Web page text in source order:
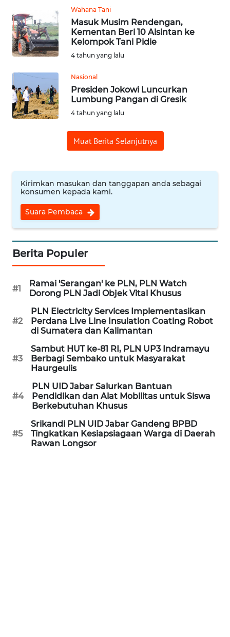
Wahana Tani
Masuk Musim Rendengan,
Kementan Beri 10 Alsintan ke
Kelompok Tani Pidie
4 tahun yang lalu
Nasional
Presiden Jokowi Luncurkan
Lumbung Pangan di Gresik
4 tahun yang lalu
Muat Berita Selanjutnya
Kirimkan masukan dan tanggapan anda sebagai
konsumen kepada kami.
Suara Pembaca
Berita Populer
#1
Ramai 'Serangan' ke PLN, PLN Watch
Dorong PLN Jadi Objek Vital Khusus
#2
PLN Electricity Services Implementasikan
Perdana Live Line Insulation Coating Robot
di Sumatera dan Kalimantan
#3
Sambut HUT ke-81 RI, PLN UP3 Indramayu
Berbagi Sembako untuk Masyarakat
Haurgeulis
#4
PLN UID Jabar Salurkan Bantuan
Pendidikan dan Alat Mobilitas untuk Siswa
Berkebutuhan Khusus
#5
Srikandi PLN UID Jabar Gandeng BPBD
Tingkatkan Kesiapsiagaan Warga di Daerah
Rawan Longsor
WN
CIANJUR
WN
KEPULAUAN
SERIBU
WN
BINJAI
WN
CIREBON
KUNINGAN
WN
MAJALENGKA
WN
SUBANG
WN
SUKABUMI
WN
PURWAKARTA